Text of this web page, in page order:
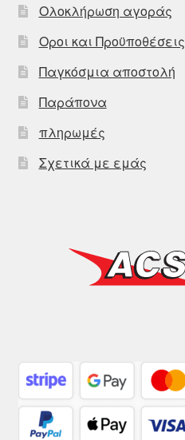
Ολοκλήρωση αγοράς
Οροι και Προϋποθέσεις
Παγκόσμια αποστολή
Παράπονα
πληρωμές
Σχετικά με εμάς